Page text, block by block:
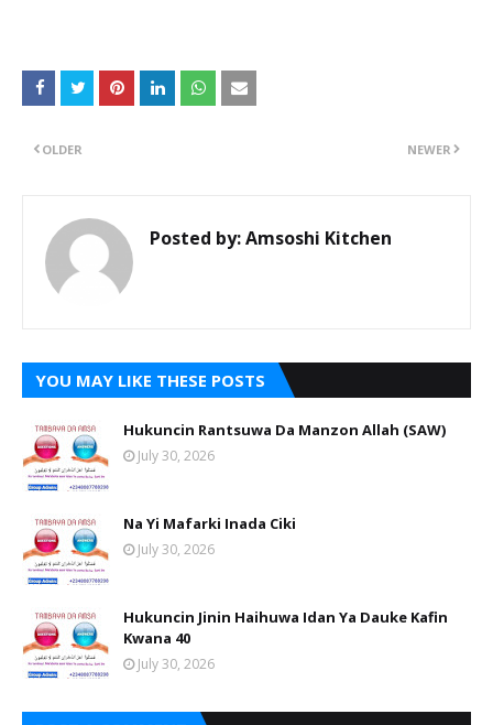
NEWER
OLDER
Posted by:Amsoshi Kitchen
YOU MAY LIKE THESE POSTS
Hukuncin Rantsuwa Da Manzon Allah (SAW)
July 30, 2026
Na Yi Mafarki Inada Ciki
July 30, 2026
Hukuncin Jinin Haihuwa Idan Ya Dauke Kafin
Kwana 40
July 30, 2026